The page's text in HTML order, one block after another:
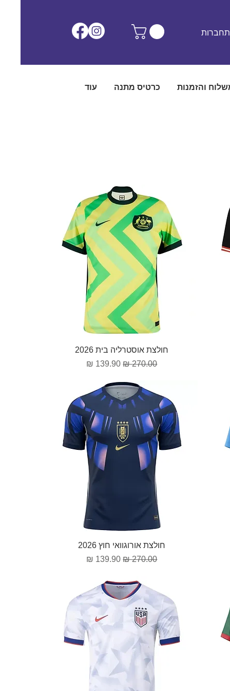
והזמנות כרטיס מתנה עוד
תצוגה מהירה
חולצת אוסטרליה בית 2026
מחיר רגיל‏270.00 ‏₪ מחיר מבצע
תצוגה מהירה
חולצת אורוגוואי חוץ 2026
מחיר רגיל‏270.00 ‏₪ מחיר מבצע